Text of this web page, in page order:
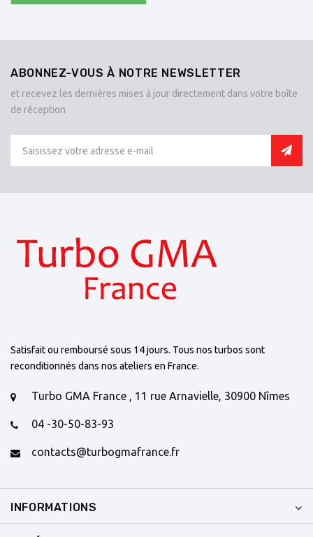
ABONNEZ-VOUS À NOTRE NEWSLETTER
et recevez les dernières mises à jour directement dans votre boîte
de réception
Satisfait ou remboursé sous 14 jours. Tous nos turbos sont
reconditionnés dans nos ateliers en France.
Turbo GMA France , 11 rue Arnavielle, 30900 Nîmes
04 -30-50-83-93
contacts@turbogmafrance.fr
INFORMATIONS